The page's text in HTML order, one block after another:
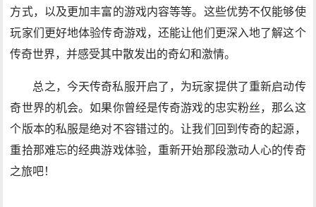
方式，以及更加丰富的游戏内容等等。这些优势不仅能够使
玩家们更好地体验传奇游戏，还能让他们更深入地了解这个
传奇世界，并感受其中散发出的奇幻和激情。
总之，今天传奇私服开启了，为玩家提供了重新启动传
奇世界的机会。如果你曾经是传奇游戏的忠实粉丝，那么这
个版本的私服是绝对不容错过的。让我们回到传奇的起源，
重拾那难忘的经典游戏体验，重新开始那段激动人心的传奇
之旅吧！